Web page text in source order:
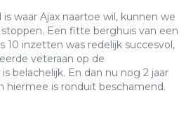
waar Ajax naartoe wil, kunnen we
Een fitte berghuis van een
10 inzetten was redelijk succesvol,
veteraan op de
belachelijk. En dan nu nog 2 jaar
hiermee is ronduit beschamend.